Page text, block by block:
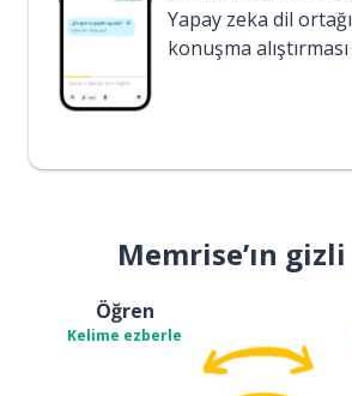
Yapay zeka dil
konuşma
Memrise’ın
Öğren
Kelime ezberle